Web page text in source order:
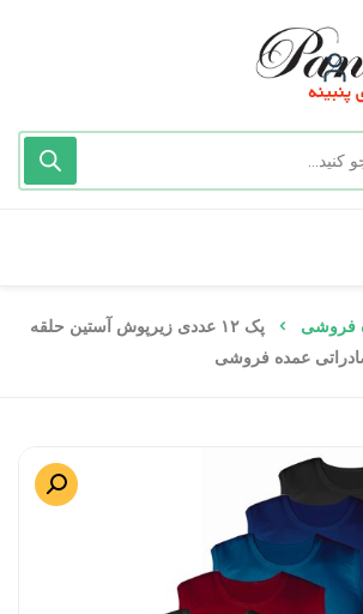
فروشی
پک ۱۲ عددی زیرپوش آستین حلقه
عمده فروشی